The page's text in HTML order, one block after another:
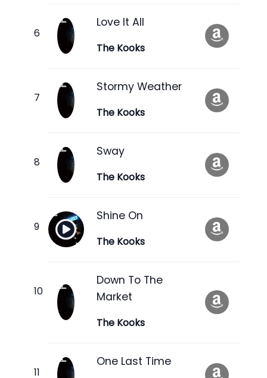
Love It All
The Kooks
Stormy Weather
The Kooks
Sway
The Kooks
Shine On
The Kooks
Down To The
Market
The Kooks
One Last Time